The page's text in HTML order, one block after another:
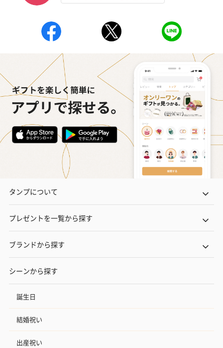
タンプについて
プレゼントを一覧から探す
ブランドから探す
シーンから探す
誕生日
結婚祝い
出産祝い